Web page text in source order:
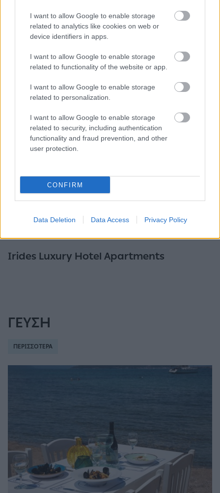
I want to allow Google to enable storage
related to analytics like cookies on web or
device identifiers in apps.
I want to allow Google to enable storage
related to functionality of the website or app.
I want to allow Google to enable storage
related to personalization.
I want to allow Google to enable storage
related to security, including authentication
functionality and fraud prevention, and other
user protection.
CONFIRM
Data Deletion Data Access Privacy Policy
Irides Luxury Hotel Apartments
ΓΕΥΣΗ
ΠΕΡΙΣΣΟΤΕΡΑ